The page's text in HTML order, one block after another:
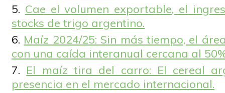
Cae el volumen exportable, el
stocks de trigo argentino.
Maíz 2024/25: Sin más tiempo, el
con una caída interanual cercana al
El maíz tira del carro: El cereal
presencia en el mercado internacional.